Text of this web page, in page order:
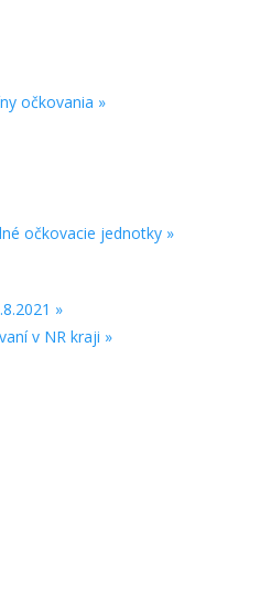
očkovania »
očkovacie jednotky »
»
v NR kraji »